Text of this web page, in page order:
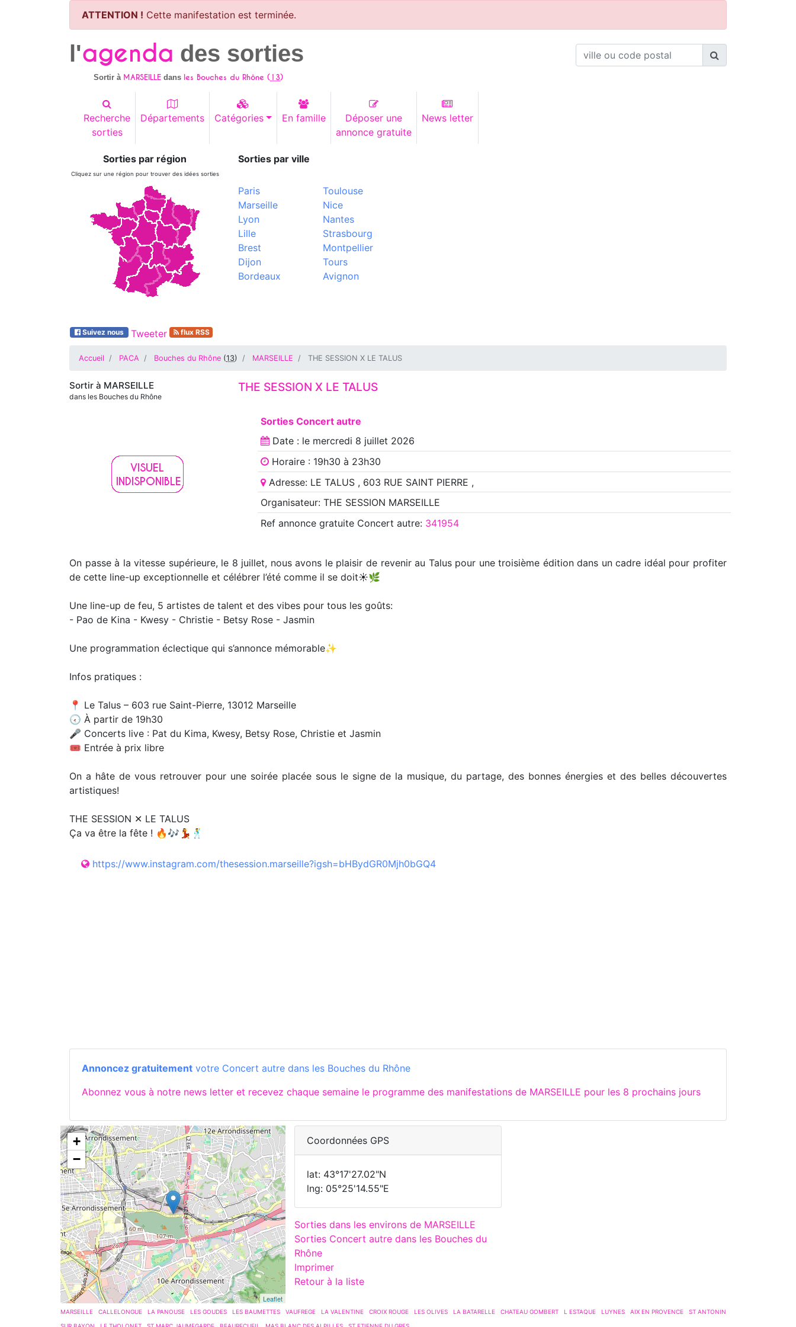
ATTENTION ! Cette manifestation est terminée.
l'agenda des sorties
Sortir à MARSEILLE dans les Bouches du Rhône (13)
Recherche
sorties
Départements Catégories En famille
Déposer une
annonce gratuite
News letter
Sorties par région
Cliquez sur une région pour trouver des idées sorties
Sorties par ville
Paris
Marseille
Lyon
Lille
Brest
Dijon
Bordeaux
Toulouse
Nice
Nantes
Strasbourg
Montpellier
Tours
Avignon
Suivez nous Tweeter flux RSS
Accueil PACA Bouches du Rhône (13) MARSEILLE THE SESSION X LE TALUS
Sortir à MARSEILLE
dans les Bouches du Rhône
THE SESSION X LE TALUS
Sorties Concert autre
Date : le mercredi 8 juillet 2026
Horaire : 19h30 à 23h30
Adresse: LE TALUS , 603 RUE SAINT PIERRE ,
Organisateur: THE SESSION MARSEILLE
Ref annoncegratuite Concert autre: 341954
On passe à la vitesse supérieure, le 8 juillet, nous avons le plaisir de revenir au Talus pour une troisième édition dans un cadre idéal pour profiter
de cette line-up exceptionnelle et célébrer l’été comme il se doit☀️🌿
Une line-up de feu, 5 artistes de talent et des vibes pour tous les goûts:
- Pao de Kina - Kwesy - Christie - Betsy Rose - Jasmin
Une programmation éclectique qui s’annonce mémorable✨
Infos pratiques :
📍 Le Talus – 603 rue Saint-Pierre, 13012 Marseille
🕢 À partir de 19h30
🎤 Concerts live : Pat du Kima, Kwesy, Betsy Rose, Christie et Jasmin
🎟 Entrée à prix libre
On a hâte de vous retrouver pour une soirée placée sous le signe de la musique, du partage, des bonnes énergies et des belles découvertes
artistiques!
THE SESSION ✕ LE TALUS
Ça va être la fête ! 🔥🎶💃🕺
https://www.instagram.com/thesession.marseille?igsh=bHBydGR0Mjh0bGQ4
Annoncez gratuitement votre Concert autre dans les Bouches du Rhône
Abonnez vous à notre news letter et recevez chaque semaine le programme des manifestations de MARSEILLE pour les 8 prochains jours
+
−
Leaflet
Coordonnées GPS
lat: 43°17'27.02"N
lng: 05°25'14.55"E
Sorties dans les environs de MARSEILLE
Sorties Concert autre dans les Bouches du
Rhône
Imprimer
Retour à la liste
MARSEILLE CALLELONGUE LA PANOUSE LES GOUDES LES BAUMETTES VAUFREGE LA VALENTINE CROIX ROUGE LES OLIVES LA BATARELLE CHATEAU GOMBERT L ESTAQUE LUYNES AIX EN PROVENCE
ST ANTONIN